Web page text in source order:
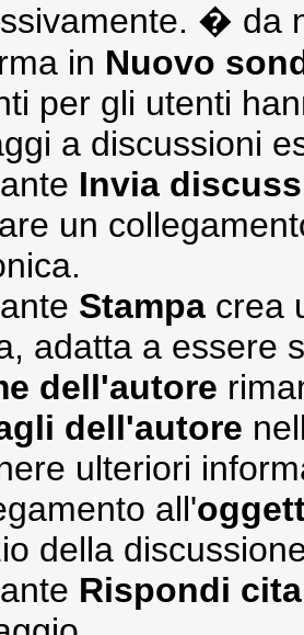
� da
in Nuovo
per gli utenti
a discussioni
Invia
un
Stampacrea
adatta a essere
dell'autore
dell'autore
ulteriori
all'
della
Rispondi